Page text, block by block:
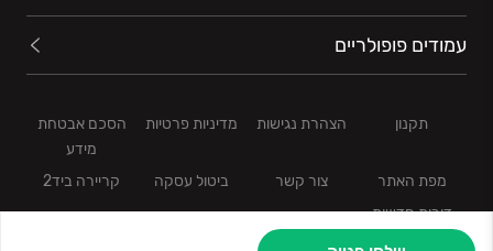
עמודים פופולריים
תקנון הצהרת נגישות מדיניות פרטיות
הסכם אבטחת
מידע
מפת האתר
צור קשר ביטול עסקה
קריירה ביד2
דירות חדשות